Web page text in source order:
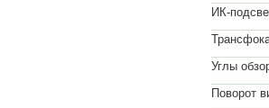
ИК-
Углы
Поворот